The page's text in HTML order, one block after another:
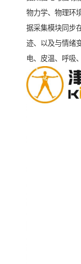
物力学、物理环
据采集模块同步
迹、以及与情绪
电、皮温、呼吸